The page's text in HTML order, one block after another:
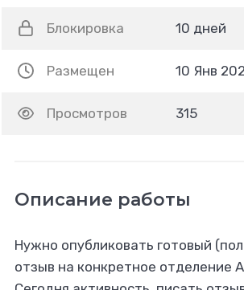
Блокировка 10 дней
Размещен 10 Янв
Просмотров 315
Описание работы
Нужно опубликовать готовый
отзыв на конкретное отделение